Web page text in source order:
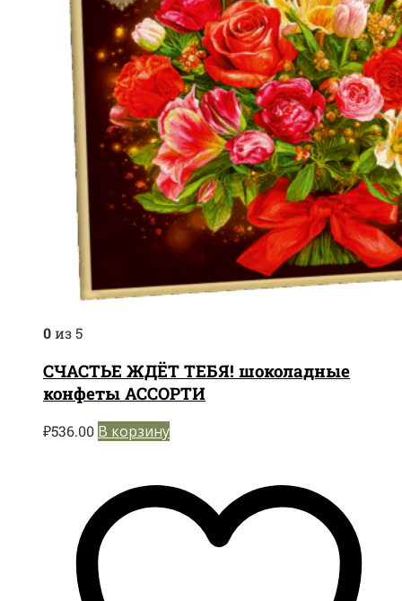
0из 5
СЧАСТЬЕ ЖДЁТ ТЕБЯ! шоколадные
конфеты АССОРТИ
₽536.00 В корзину